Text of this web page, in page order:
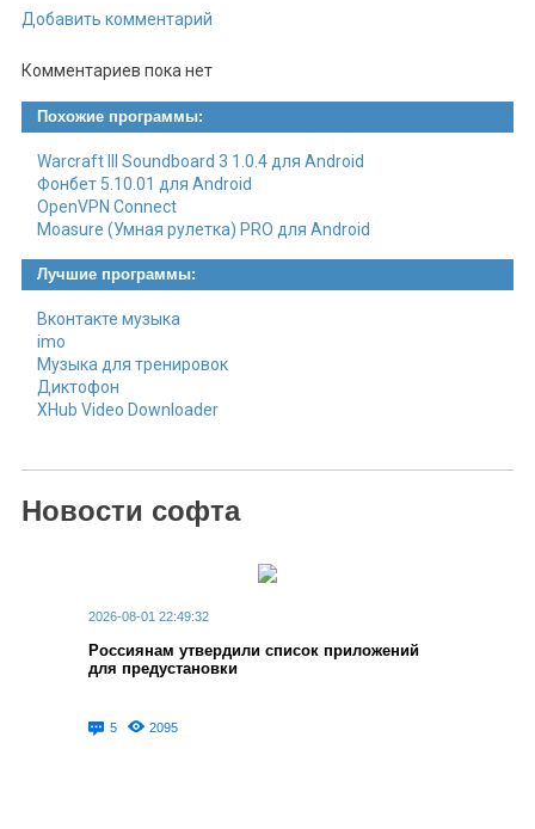
Добавить комментарий
Комментариев пока нет
Похожие программы:
Warcraft III Soundboard 3 1.0.4 для Android
Фонбет 5.10.01 для Android
OpenVPN Connect
Moasure (Умная рулетка) PRO для Android
Лучшие программы:
Вконтакте музыка
imo
Музыка для тренировок
Диктофон
XHub Video Downloader
Новости софта
2026-08-01 22:49:32
Россиянам утвердили список приложений
для предустановки
5 2095